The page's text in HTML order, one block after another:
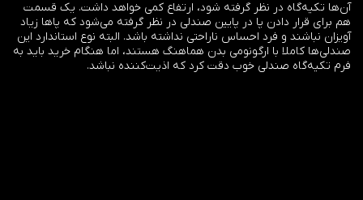
آن‌ها تکیه‌گاه در نظر گرفته شود، ارتفاع کمی خواهد داشت. یک قسمت
هم برای قرار دادن پا در پایین صندلی در نظر گرفته می‌شود که پاها زیاد
آویزان نباشند و فرد احساس ناراحتی نداشته باشد. البته نوع استاندارد این
صندلی‌ها کاملا با ارگونومی بدن هماهنگ هستند، اما هنگام خرید باید به
فرم تکیه‌گاه صندلی خوب دقت کرد که اذیت‌کننده نباشد.